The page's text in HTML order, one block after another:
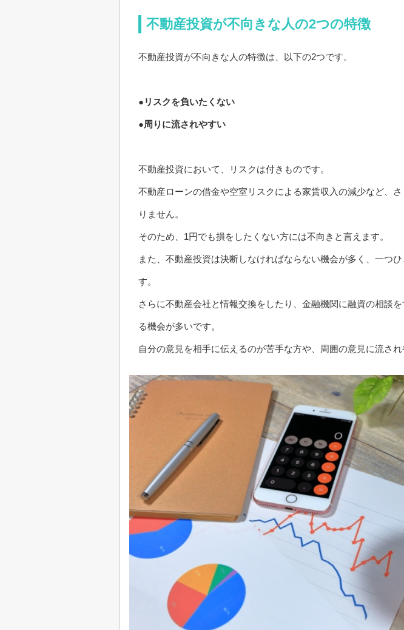
不動産投資が不向きな人の2つの特徴
不動産投資が不向きな人の特徴は、以下の2つです。
●リスクを負いたくない
●周りに流されやすい
不動産投資において、リスクは付きものです。
不動産ローンの借金や空室リスクによる家賃収入の減少など、
りません。
そのため、1円でも損をしたくない方には不向きと言えます。
また、不動産投資は決断しなければならない機会が多く、一つ
す。
さらに不動産会社と情報交換をしたり、金融機関に融資の相談
る機会が多いです。
自分の意見を相手に伝えるのが苦手な方や、周囲の意見に流され